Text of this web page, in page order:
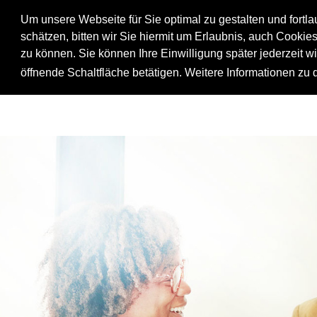
Um unsere Webseite für Sie optimal zu gestalten und
schätzen, bitten wir Sie hiermit um Erlaubnis, auch
zu können. Sie können Ihre Einwilligung später jederzeit
öffnende Schaltfläche betätigen. Weitere Informationen